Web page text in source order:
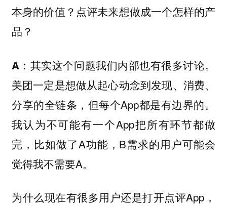
本身的价值？点评未来想做成一个怎样的产
品？
A： 其实这个问题我们内部也有很多讨论。
美团一定是想做从起心动念到发现、消费、
分享的全链条，但每个App都是有边界的。
我认为不可能有一个App把所有环节都做
完，比如做了A功能，B需求的用户可能会
觉得我不需要A。
为什么现在有很多用户还是打开点评App，